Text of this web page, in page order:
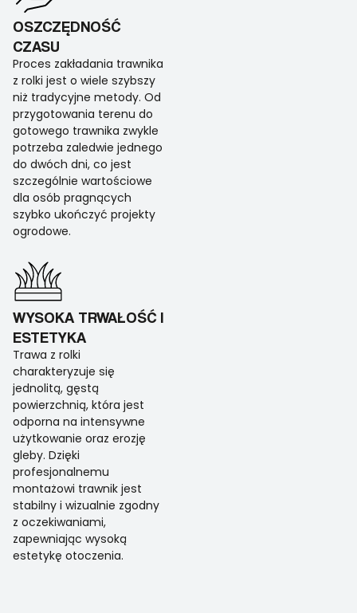
OSZCZĘDNOŚĆ
CZASU
Proces zakładania trawnika
z rolki jest o wiele szybszy
niż tradycyjne metody. Od
przygotowania terenu do
gotowego trawnika zwykle
potrzeba zaledwie jednego
do dwóch dni, co jest
szczególnie wartościowe
dla osób pragnących
szybko ukończyć projekty
ogrodowe.
WYSOKA TRWAŁOŚĆ I
ESTETYKA
Trawa z rolki
charakteryzuje się
jednolitą, gęstą
powierzchnią, która jest
odporna na intensywne
użytkowanie oraz erozję
gleby. Dzięki
profesjonalnemu
montażowi trawnik jest
stabilny i wizualnie zgodny
z oczekiwaniami,
zapewniając wysoką
estetykę otoczenia.